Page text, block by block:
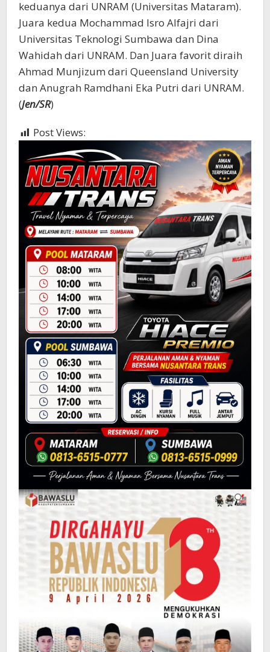
keduanya dari UNRAM (Universitas Mataram).
Juara kedua Mochammad Isro Alfajri dari
Universitas Teknologi Sumbawa dan Dina
Wahidah dari UNRAM. Dan Juara favorit diraih
Ahmad Munjizum dari Queensland University
dan Anugrah Ramdhani Eka Putri dari UNRAM.
(Jen/SR)
Post Views: